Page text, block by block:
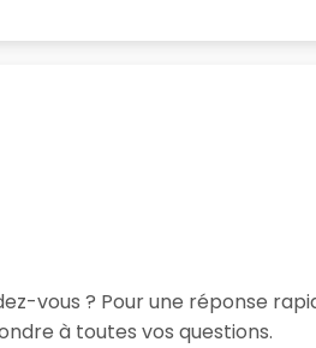
vous ? Pour une réponse
à toutes vos questions.